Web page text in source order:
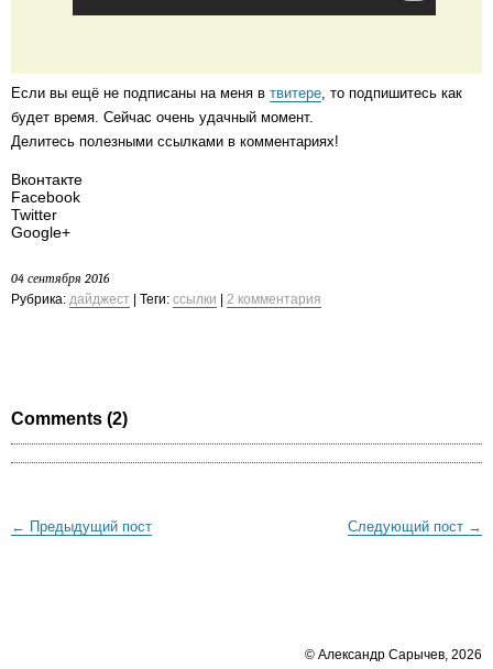
Если вы ещё не подписаны на меня в твитере, то подпишитесь как
будет время. Сейчас очень удачный момент.
Делитесь полезными ссылками в комментариях!
Вконтакте
Facebook
Twitter
Google+
04 сентября 2016
Рубрика: дайджест | Теги: ссылки 2 комментария
Comments (2)
← Предыдущий пост Следующий пост →
© Александр Сарычев, 2026